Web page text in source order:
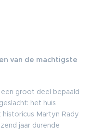
van de machtigste
groot deel bepaald
het huis
historicus Martyn Rady
jaar durende